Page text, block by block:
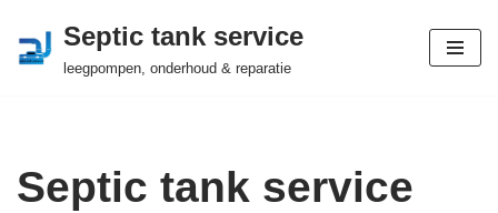
Ga
Septic tank service
leegpompen, onderhoud & reparatie
Septic tank service